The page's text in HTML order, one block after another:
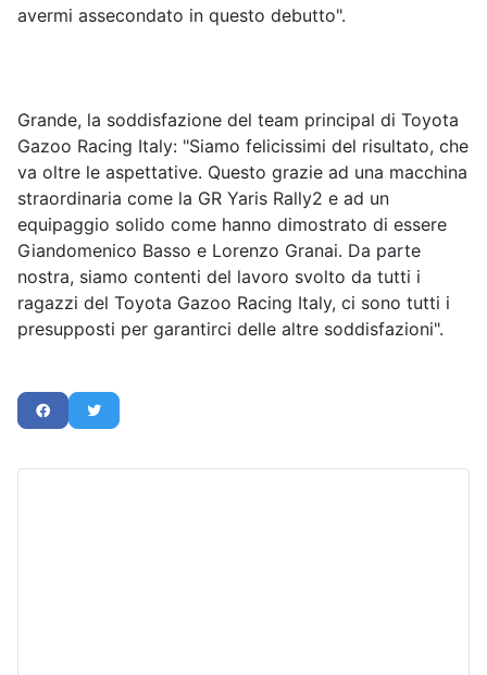
avermi assecondato in questo debutto".
Grande, la soddisfazione del team principal di Toyota
Gazoo Racing Italy: "Siamo felicissimi del risultato, che
va oltre le aspettative. Questo grazie ad una macchina
straordinaria come la GR Yaris Rally2 e ad un
equipaggio solido come hanno dimostrato di essere
Giandomenico Basso e Lorenzo Granai. Da parte
nostra, siamo contenti del lavoro svolto da tutti i
ragazzi del Toyota Gazoo Racing Italy, ci sono tutti i
presupposti per garantirci delle altre soddisfazioni".